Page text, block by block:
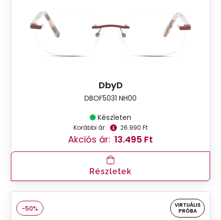
DbyD
DBOF5031 NH00
Készleten
Korábbi ár: 26.990 Ft
Akciós ár: 13.495 Ft
Részletek
-50%
VIRTUÁLIS
PRÓBA